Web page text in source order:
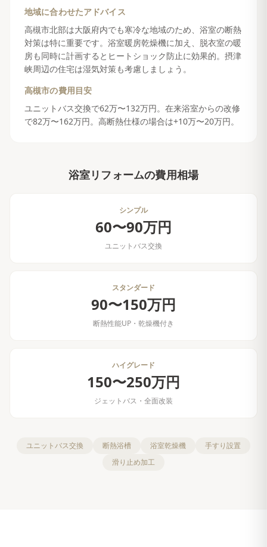
地域に合わせたアドバイス
高槻市北部は大阪府内でも寒冷な地域のため、浴室の断熱
対策は特に重要です。浴室暖房乾燥機に加え、脱衣室の暖
房も同時に計画するとヒートショック防止に効果的。摂津
峡周辺の住宅は湿気対策も考慮しましょう。
高槻市の費用目安
ユニットバス交換で62万〜132万円。在来浴室からの改修
で82万〜162万円。高断熱仕様の場合は+10万〜20万円。
浴室リフォームの費用相場
シンプル
60〜90万円
ユニットバス交換
スタンダード
90〜150万円
断熱性能UP・乾燥機付き
ハイグレード
150〜250万円
ジェットバス・全面改装
ユニットバス交換 断熱浴槽 浴室乾燥機
手すり設置
滑り止め加工